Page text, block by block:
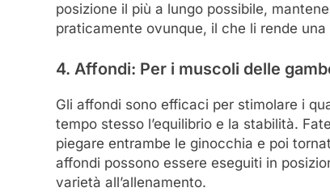
posizione il più a lungo possibile,
praticamente ovunque, il che li rende
4. Affondi: Per i muscoli delle
Gli affondi sono efficaci per stimolare i
tempo stesso l’equilibrio e la stabilità.
piegare entrambe le ginocchia e poi
affondi possono essere eseguiti in
varietà all’allenamento.